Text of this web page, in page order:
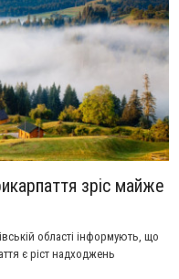
зріс майже
області інформують, що
є ріст надходжень